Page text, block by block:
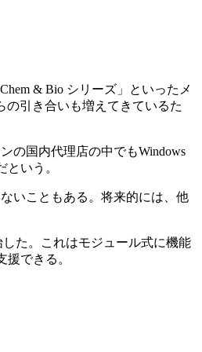
& Bio シリーズ」といったメ
の引き合いも増えてきているた
の国内代理店の中でもWindows
いう。
いこともある。将来的には、他
た。これはモジュール式に機能
できる。